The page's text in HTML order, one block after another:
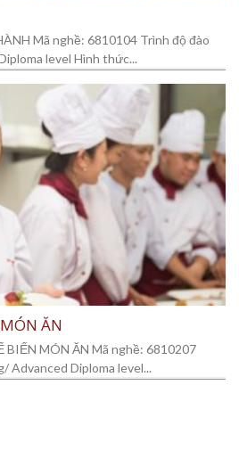
Mã nghề: 6810104 Trình độ đào
level Hình thức...
ĂN
BIẾN MÓN ĂN Mã nghề: 6810207
Advanced Diploma level...